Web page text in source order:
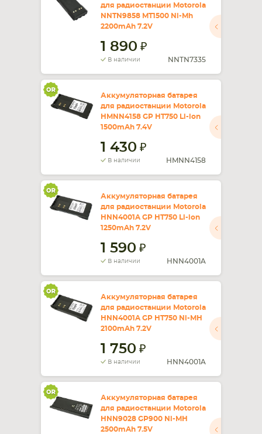
для радиостанции Motorola
NNTN9858 MT1500 Ni-Mh
2200mAh 7.2V
1 890
В наличии NNTN7335
Аккумуляторная батарея
для радиостанции Motorola
HMNN4158 GP HT750 Li-ion
1500mAh 7.4V
1 430
В наличии HMNN4158
Аккумуляторная батарея
для радиостанции Motorola
HNN4001A GP HT750 Li-ion
1250mAh 7.2V
1 590
В наличии HNN4001A
Аккумуляторная батарея
для радиостанции Motorola
HNN4001A GP HT750 Ni-MH
2100mAh 7.2V
1 750
В наличии HNN4001A
Аккумуляторная батарея
для радиостанции Motorola
HNN9028 GP900 Ni-MH
2500mAh 7.5V